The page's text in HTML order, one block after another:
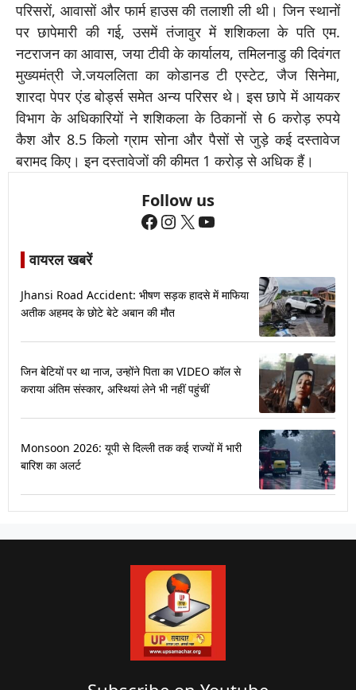
परिसरों, आवासों और फार्म हाउस की तलाशी ली थी। जिन स्थानों
पर छापेमारी की गई, उसमें तंजावुर में शशिकला के पति एम.
नटराजन का आवास, जया टीवी के कार्यालय, तमिलनाडु की दिवंगत
मुख्यमंत्री जे.जयललिता का कोडानड टी एस्टेट, जैज सिनेमा,
शारदा पेपर एंड बोर्ड्स समेत अन्य परिसर थे। इस छापे में आयकर
विभाग के अधिकारियों ने शशिकला के ठिकानों से 6 करोड़ रुपये
कैश और 8.5 किलो ग्राम सोना और पैसों से जुड़े कई दस्तावेज
बरामद किए। इन दस्तावेजों की कीमत 1 करोड़ से अधिक हैं।
Follow us
Facebook
Instagram
X YouTube
वायरल खबरें
Jhansi Road Accident: भीषण सड़क हादसे में माफिया
अतीक अहमद के छोटे बेटे अबान की मौत
जिन बेटियों पर था नाज, उन्होंने पिता का VIDEO कॉल से
कराया अंतिम संस्कार, अस्थियां लेने भी नहीं पहुंचीं
Monsoon 2026: यूपी से दिल्ली तक कई राज्यों में भारी
बारिश का अलर्ट